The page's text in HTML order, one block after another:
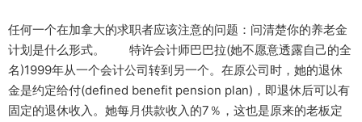
任何一个在加拿大的求职者应该注意的问题：问清楚你的养老金
计划是什么形式。 特许会计师巴巴拉(她不愿意透露自己的全
名)1999年从一个会计公司转到另一个。在原公司时，她的退休
金是约定给付(defined benefit pension plan)，即退休后可以有
固定的退休收入。她每月供款收入的7％，这也是原来的老板定